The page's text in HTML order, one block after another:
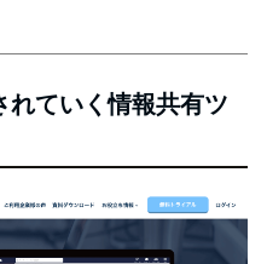
れていく情報共有ツ